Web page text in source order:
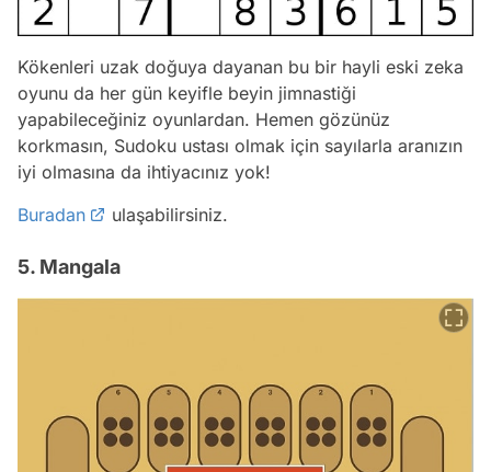
Kökenleri uzak doğuya dayanan bu bir hayli eski zeka
oyunu da her gün keyifle beyin jimnastiği
yapabileceğiniz oyunlardan. Hemen gözünüz
korkmasın, Sudoku ustası olmak için sayılarla aranızın
iyi olmasına da ihtiyacınız yok!
Buradan
ulaşabilirsiniz.
5. Mangala